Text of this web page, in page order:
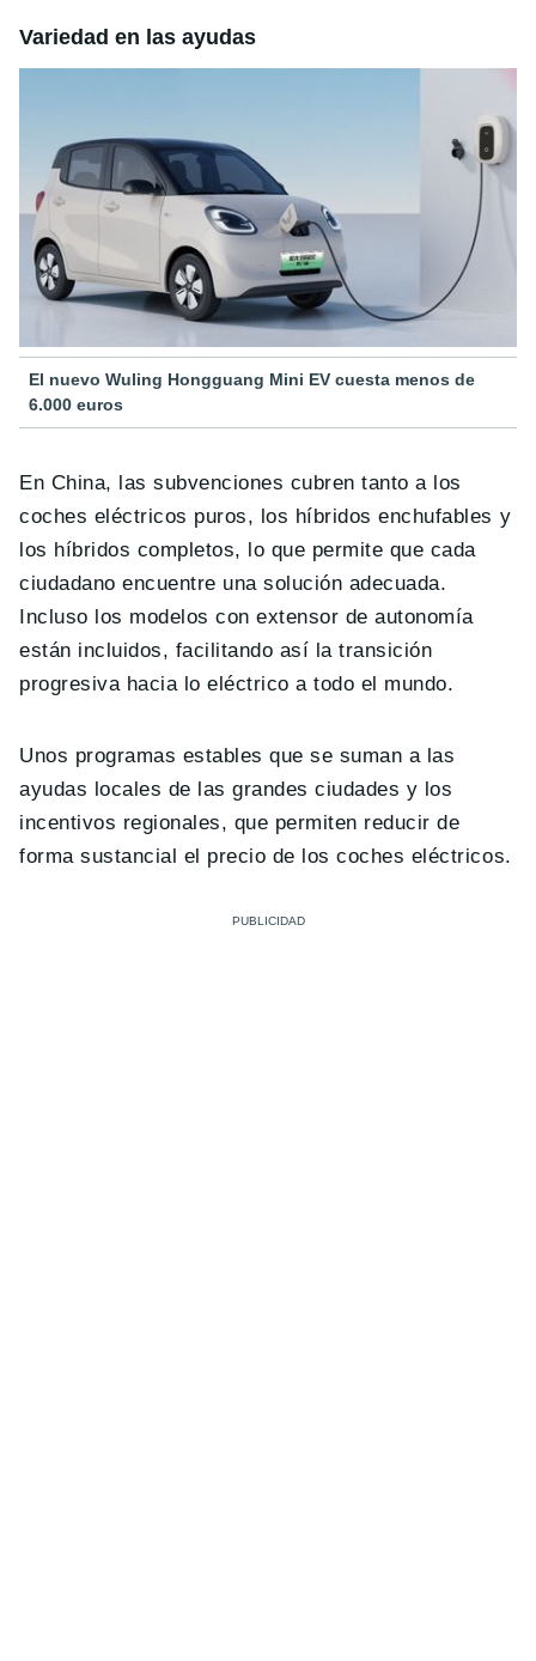
Variedad en las ayudas
El nuevo Wuling Hongguang Mini EV cuesta menos de
6.000 euros
En China, las subvenciones cubren tanto a los
coches eléctricos puros, los híbridos enchufables y
los híbridos completos, lo que permite que cada
ciudadano encuentre una solución adecuada.
Incluso los modelos con extensor de autonomía
están incluidos, facilitando así la transición
progresiva hacia lo eléctrico a todo el mundo.
Unos programas estables que se suman a las
ayudas locales de las grandes ciudades y los
incentivos regionales, que permiten reducir de
forma sustancial el precio de los coches eléctricos.